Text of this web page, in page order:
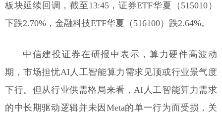
板块延续回调，截至13:45，证券ETF华夏（515010）
下跌2.70%，金融科技ETF华夏（516100）跌2.64%。
中信建投证券在研报中表示，算力硬件高波动
期，市场担忧AI人工智能算力需求见顶或行业景气度
下行。但从行业供需格局来看，AI人工智能算力需求
的中长期驱动逻辑并未因Meta的单一行为而受损，关